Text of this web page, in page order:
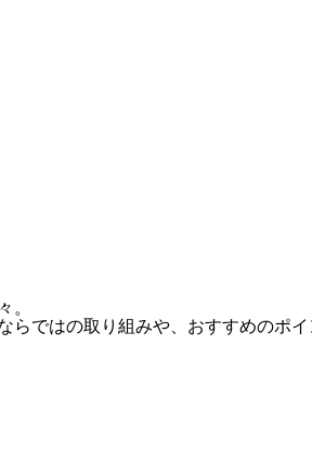
。
ではの取り組みや、おすすめのポイ